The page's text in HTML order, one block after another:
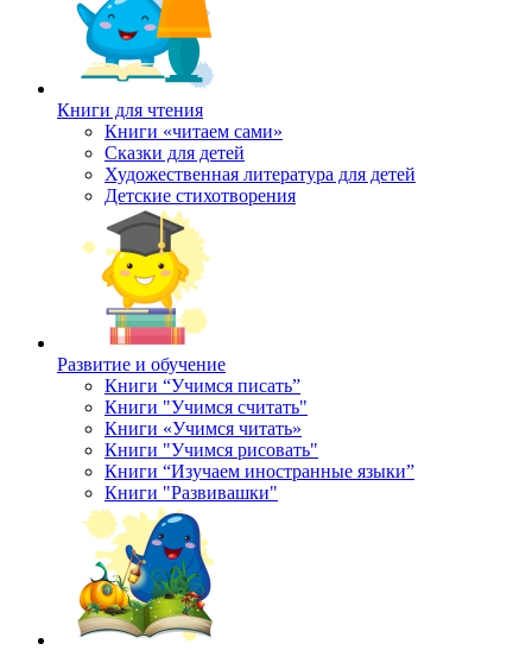
Книги для чтения
Книги «читаем сами»
Сказки для детей
Художественная литература для детей
Детские стихотворения
Развитие и обучение
Книги “Учимся писать”
Книги "Учимся считать"
Книги «Учимся читать»
Книги "Учимся рисовать"
Книги “Изучаем иностранные языки”
Книги "Развивашки"